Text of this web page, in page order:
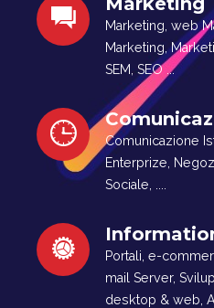
Marketing, web
Marketing,
SEM, SEO ...
Comunicazione
Enterprize,
Sociale, ....
Portali, e-
mail Server,
desktop & web,